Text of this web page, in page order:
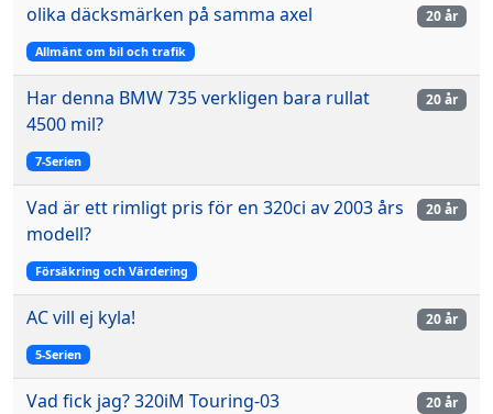
olika däcksmärken på samma axel
Allmänt om bil och trafik
20 år
Har denna BMW 735 verkligen bara rullat
4500 mil?
7-Serien
20 år
Vad är ett rimligt pris för en 320ci av 2003 års
modell?
Försäkring och Värdering
20 år
AC vill ej kyla!
5-Serien
20 år
Vad fick jag? 320iM Touring-03 20 år